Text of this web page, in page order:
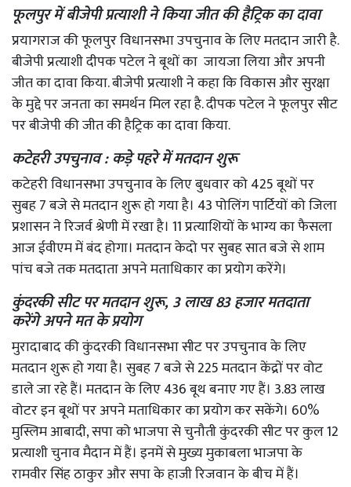
फूलपुर में बीजेपी प्रत्याशी ने किया जीत की हैट्रिक का दावा
प्रयागराज की फूलपुर विधानसभा उपचुनाव के लिए मतदान जारी है.
बीजेपी प्रत्याशी दीपक पटेल ने बूथों का जायजा लिया और अपनी
जीत का दावा किया. बीजेपी प्रत्याशी ने कहा कि विकास और सुरक्षा
के मुद्दे पर जनता का समर्थन मिल रहा है. दीपक पटेल ने फूलपुर सीट
पर बीजेपी की जीत की हैट्रिक का दावा किया.
कटेहरी उपचुनाव : कड़े पहरे में मतदान शुरू
कटेहरी विधानसभा उपचुनाव के लिए बुधवार को 425 बूथों पर
सुबह 7 बजे से मतदान शुरू हो गया है। 43 पोलिंग पार्टियों को जिला
प्रशासन ने रिजर्व श्रेणी में रखा है। 11 प्रत्याशियों के भाग्य का फैसला
आज ईवीएम में बंद होगा। मतदान केदो पर सुबह सात बजे से शाम
पांच बजे तक मतदाता अपने मताधिकार का प्रयोग करेंगे।
कुंदरकी सीट पर मतदान शुरू, 3 लाख 83 हजार मतदाता
करेंगे अपने मत के प्रयोग
मुरादाबाद की कुंदरकी विधानसभा सीट पर उपचुनाव के लिए
मतदान शुरू हो गया है। सुबह 7 बजे से 225 मतदान केंद्रों पर वोट
डाले जा रहे हैं। मतदान के लिए 436 बूथ बनाए गए हैं। 3.83 लाख
वोटर इन बूथों पर अपने मताधिकार का प्रयोग कर सकेंगे। 60%
मुस्लिम आबादी, सपा को भाजपा से चुनौती कुंदरकी सीट पर कुल 12
प्रत्याशी चुनाव मैदान में हैं। इनमें से मुख्य मुकाबला भाजपा के
रामवीर सिंह ठाकुर और सपा के हाजी रिजवान के बीच में हैं।